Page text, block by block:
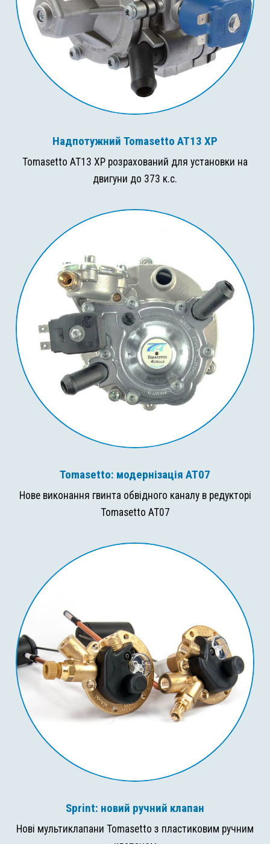
Надпотужний Tomasetto AT13 XP
Tomasetto AT13 XP розрахований для установки на
двигуни до 373 к.с.
Tomasetto: модернізація AT07
Нове виконання гвинта обвідного каналу в редукторі
Tomasetto AT07
Sprint: новий ручний клапан
Нові мультиклапани Tomasetto з пластиковим ручним